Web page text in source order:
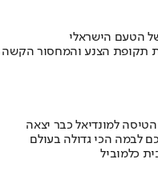
הטעם הישראלי
למונדיאל כבר יצאה
לבמה הכי גדולה בעולם
כלמוביל